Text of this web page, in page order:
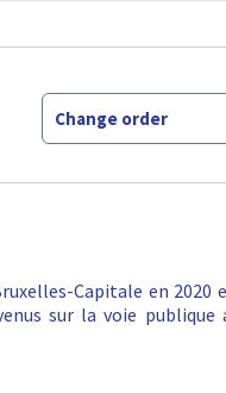
Change order
Capitale en 2020
sur la voie publique